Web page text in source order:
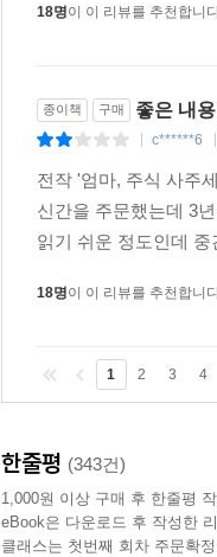
18명이 이 리뷰를 추천합니
종이책 구매 좋은 내
c******6
전작 '엄마, 주식 사주
신간을 주문했는데 3
읽기 쉬운 정도인데
18명이 이 리뷰를 추천합니
1 2 3 4
한줄평 (343건)
1,000원 이상 구매 후 한줄평
eBook은 다운로드 후 작성한
클래스는 첫번째 회차 주문확